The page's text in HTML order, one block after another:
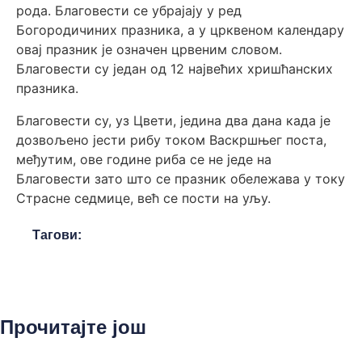
рода. Благовести се убрајају у ред
Богородичиних празника, а у црквеном календару
овај празник је означен црвеним словом.
Благовести су један од 12 највећих хришћанских
празника.
Благовести су, уз Цвети, једина два дана када је
дозвољено јести рибу током Васкршњег поста,
међутим, ове године риба се не једе на
Благовести зато што се празник обележава у току
Страсне седмице, већ се пости на уљу.
Тагови:
Прочитајте још